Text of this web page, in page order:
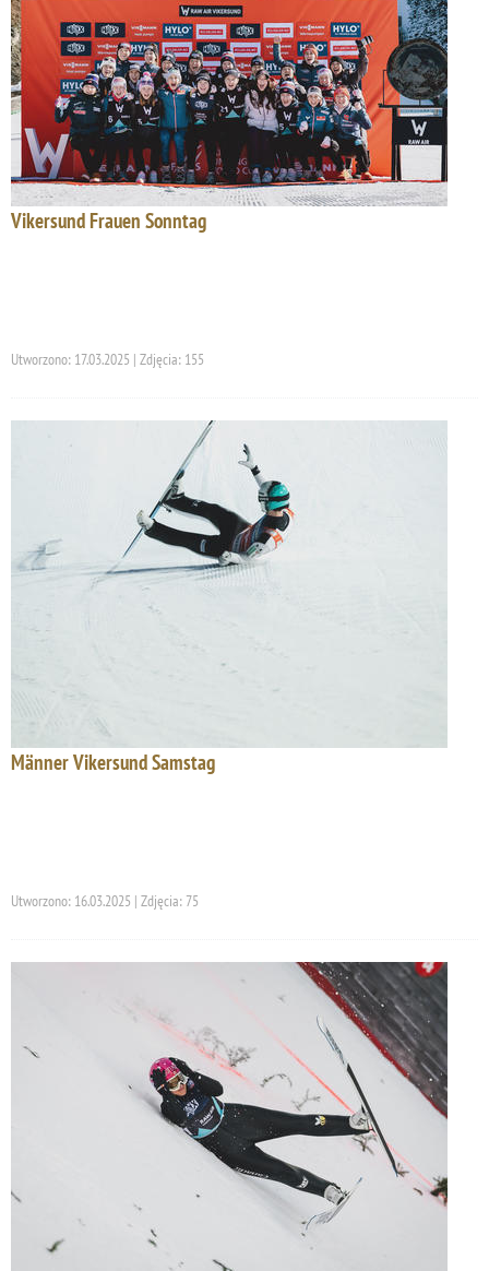
Vikersund Frauen Sonntag
Utworzono: 17.03.2025 | Zdjęcia: 155
Männer Vikersund Samstag
Utworzono: 16.03.2025 | Zdjęcia: 75